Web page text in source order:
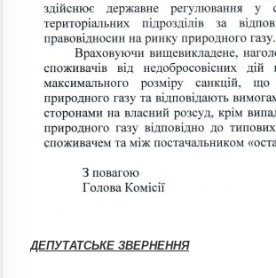
ДЕПУТАТСЬКЕ ЗВЕРНЕННЯ